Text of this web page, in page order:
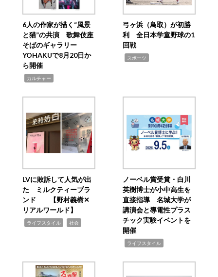
6人の作家が描く“風景
と猫”の共演 歌舞伎座
そばのギャラリー
YOHAKUで8月20日か
ら開催
カルチャー
弓ヶ浜（鳥取）が初勝
利 全日本学童野球の1
回戦
スポーツ
LVに敗訴して人気が出
た ミルクティーブラ
ンド 【野村義樹✕
リアルワールド】
ライフスタイル 社会
ノーベル賞受賞・白川
英樹博士が小中高生を
直接指導 名城大学が
講演会と導電性プラス
チック実験イベントを
開催
ライフスタイル